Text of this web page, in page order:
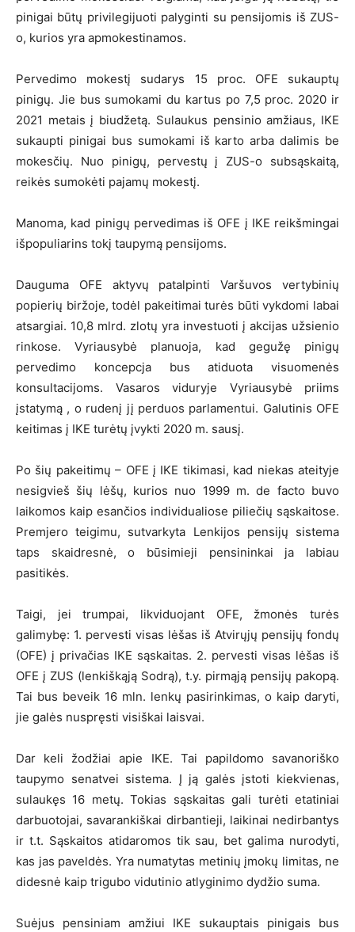
pinigai būtų privilegijuoti palyginti su pensijomis iš ZUS-
o, kurios yra apmokestinamos.
Pervedimo mokestį sudarys 15 proc. OFE sukauptų
pinigų. Jie bus sumokami du kartus po 7,5 proc. 2020 ir
2021 metais į biudžetą. Sulaukus pensinio amžiaus, IKE
sukaupti pinigai bus sumokami iš karto arba dalimis be
mokesčių. Nuo pinigų, pervestų į ZUS-o subsąskaitą,
reikės sumokėti pajamų mokestį.
Manoma, kad pinigų pervedimas iš OFE į IKE reikšmingai
išpopuliarins tokį taupymą pensijoms.
Dauguma OFE aktyvų patalpinti Varšuvos vertybinių
popierių biržoje, todėl pakeitimai turės būti vykdomi labai
atsargiai. 10,8 mlrd. zlotų yra investuoti į akcijas užsienio
rinkose. Vyriausybė planuoja, kad gegužę pinigų
pervedimo koncepcja bus atiduota visuomenės
konsultacijoms. Vasaros viduryje Vyriausybė priims
įstatymą , o rudenį jį perduos parlamentui. Galutinis OFE
keitimas į IKE turėtų įvykti 2020 m. sausį.
Po šių pakeitimų – OFE į IKE tikimasi, kad niekas ateityje
nesigvieš šių lėšų, kurios nuo 1999 m. de facto buvo
laikomos kaip esančios individualiose piliečių sąskaitose.
Premjero teigimu, sutvarkyta Lenkijos pensijų sistema
taps skaidresnė, o būsimieji pensininkai ja labiau
pasitikės.
Taigi, jei trumpai, likviduojant OFE, žmonės turės
galimybę: 1. pervesti visas lėšas iš Atvirųjų pensijų fondų
(OFE) į privačias IKE sąskaitas. 2. pervesti visas lėšas iš
OFE į ZUS (lenkiškąją Sodrą), t.y. pirmąją pensijų pakopą.
Tai bus beveik 16 mln. lenkų pasirinkimas, o kaip daryti,
jie galės nuspręsti visiškai laisvai.
Dar keli žodžiai apie IKE. Tai papildomo savanoriško
taupymo senatvei sistema. Į ją galės įstoti kiekvienas,
sulaukęs 16 metų. Tokias sąskaitas gali turėti etatiniai
darbuotojai, savarankiškai dirbantieji, laikinai nedirbantys
ir t.t. Sąskaitos atidaromos tik sau, bet galima nurodyti,
kas jas paveldės. Yra numatytas metinių įmokų limitas, ne
didesnė kaip trigubo vidutinio atlyginimo dydžio suma.
Suėjus pensiniam amžiui IKE sukauptais pinigais bus